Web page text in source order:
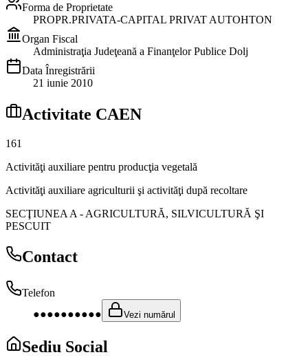
Forma de Proprietate
PROPR.PRIVATA-CAPITAL PRIVAT AUTOHTON
Organ Fiscal
Administraţia Judeţeană a Finanţelor Publice Dolj
Data Înregistrării
21 iunie 2010
Activitate CAEN
161
Activităţi auxiliare pentru producţia vegetală
Activităţi auxiliare agriculturii şi activităţi după recoltare
SECŢIUNEA A - AGRICULTURĂ, SILVICULTURĂ ŞI
PESCUIT
Contact
Telefon
●●●●●●●●●●
Vezi numărul
Sediu Social